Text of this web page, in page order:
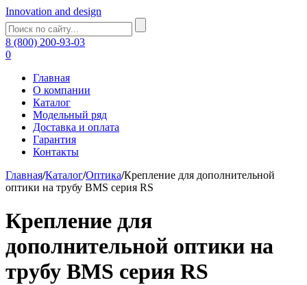
Innovation and design
8 (800) 200-93-03
0
Главная
О компании
Каталог
Модельный ряд
Доставка и оплата
Гарантия
Контакты
Главная/Каталог/Оптика/Крепление для дополнительной
оптики на трубу BMS серия RS
Крепление для
дополнительной оптики на
трубу BMS серия RS